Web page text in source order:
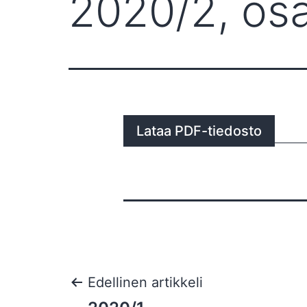
2020/2,
Lataa PDF-tiedosto
Artikkelien
Edellinen artikkeli